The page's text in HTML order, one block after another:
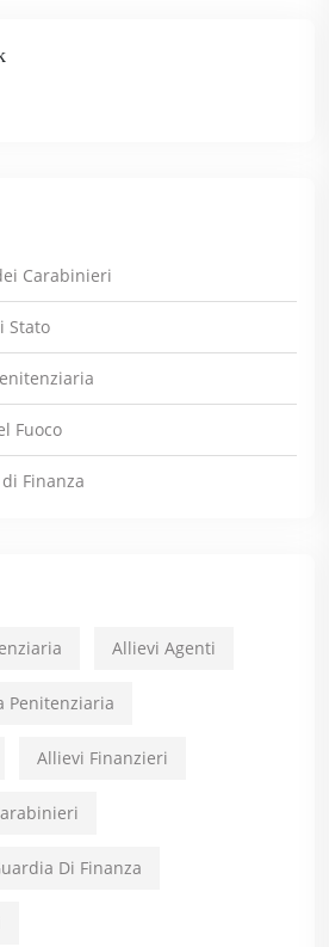
Carabinieri
Stato
Fuoco
Finanza
Allievi Agenti
Penitenziaria
Allievi Finanzieri
Di Finanza